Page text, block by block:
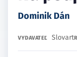
Dominik Dán
VYDAVATEĽ Slovart